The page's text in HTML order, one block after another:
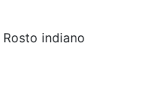
Rosto indiano